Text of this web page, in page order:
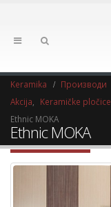
Keramika
Производи
Akcija
Keramičke pločice
Ethnic MOKA
Ethnic MOKA